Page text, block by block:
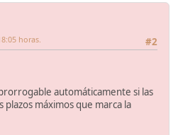
#2
horas.
automáticamente si las
plazos máximos que marca la